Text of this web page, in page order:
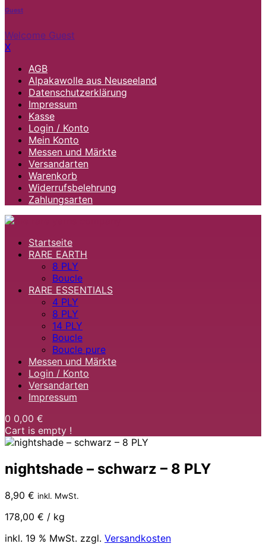
Guest
Welcome Guest
X
AGB
Alpakawolle aus Neuseeland
Datenschutzerklärung
Impressum
Kasse
Login / Konto
Mein Konto
Messen und Märkte
Versandarten
Warenkorb
Widerrufsbelehrung
Zahlungsarten
Startseite
RARE EARTH
8 PLY
Boucle
RARE ESSENTIALS
4 PLY
8 PLY
14 PLY
Boucle
Boucle pure
Messen und Märkte
Login / Konto
Versandarten
Impressum
0 0,00 €
Cart is empty !
nightshade – schwarz – 8 PLY
8,90 € inkl. MwSt.
178,00 € / kg
inkl. 19 % MwSt. zzgl. Versandkosten